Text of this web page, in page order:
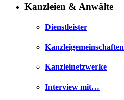
Kanzleien & Anwälte
Dienstleister
Kanzleigemeinschaften
Kanzleinetzwerke
Interview mit…